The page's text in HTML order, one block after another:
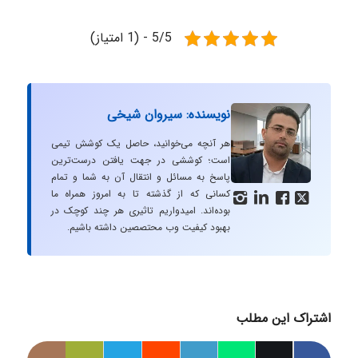
5/5 - (1 امتیاز)
   
نویسنده: سیروان شیخی
هر آنچه می‌خوانید، حاصل یک کوشش تیمی
است؛ کوششی در جهت یافتن درست‌ترین
پاسخ به مسائل و انتقال آن به شما و تمام
کسانی که از گذشته تا به امروز همراه ما
بوده‌اند. امیدواریم تاثیری هر چند کوچک در
بهبود کیفیت وب محتصصین داشته باشیم.
اشتراک این مطلب